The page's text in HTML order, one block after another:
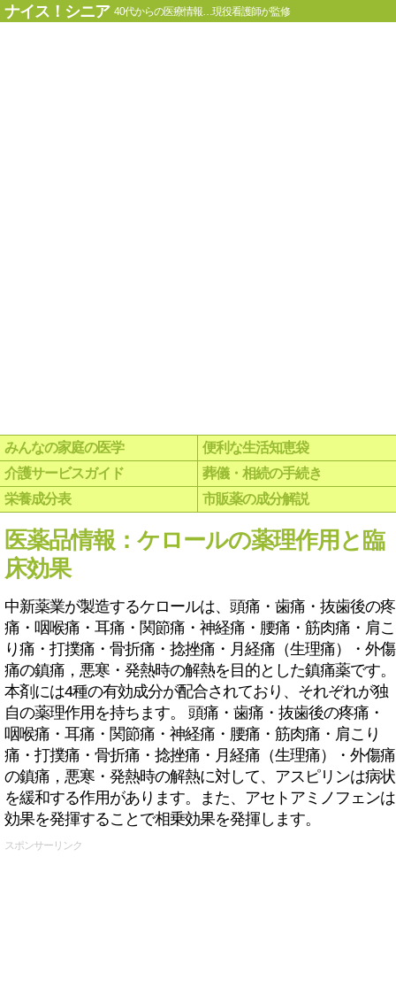
ナイス！シニア 40代からの医療情報…現役看護師が監修
みんなの家庭の医学
便利な生活知恵袋
介護サービスガイド
葬儀・相続の手続き
栄養成分表
市販薬の成分解説
医薬品情報：ケロールの薬理作用と臨
床効果
中新薬業が製造するケロールは、頭痛・歯痛・抜歯後の疼
痛・咽喉痛・耳痛・関節痛・神経痛・腰痛・筋肉痛・肩こ
り痛・打撲痛・骨折痛・捻挫痛・月経痛（生理痛）・外傷
痛の鎮痛，悪寒・発熱時の解熱を目的とした鎮痛薬です。
本剤には4種の有効成分が配合されており、それぞれが独
自の薬理作用を持ちます。 頭痛・歯痛・抜歯後の疼痛・
咽喉痛・耳痛・関節痛・神経痛・腰痛・筋肉痛・肩こり
痛・打撲痛・骨折痛・捻挫痛・月経痛（生理痛）・外傷痛
の鎮痛，悪寒・発熱時の解熱に対して、アスピリンは病状
を緩和する作用があります。また、アセトアミノフェンは
効果を発揮することで相乗効果を発揮します。
スポンサーリンク